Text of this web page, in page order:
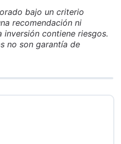
bajo un criterio
recomendación ni
inversión contiene riesgos.
no son garantía de